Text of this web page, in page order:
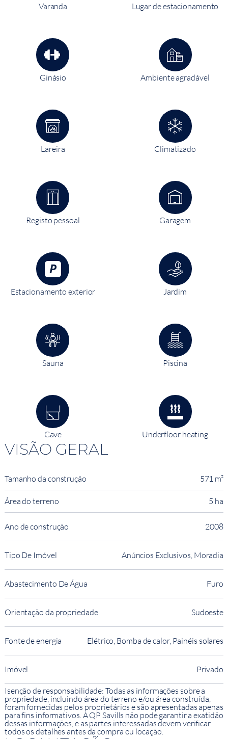
Varanda Lugar de estacionamento
Ginásio Ambiente agradável
Lareira Climatizado
Registo pessoal Garagem
Estacionamento exterior Jardim
Sauna Piscina
Cave Underfloor heating
VISÃO GERAL
Tamanho da construção 571 m²
Área do terreno 5 ha
Ano de construção 2008
Tipo De Imóvel Anúncios Exclusivos, Moradia
Abastecimento De Água Furo
Orientação da propriedade Sudoeste
Fonte de energia Elétrico, Bomba de calor, Painéis solares
Imóvel Privado
Isenção de responsabilidade: Todas as informações sobre a
propriedade, incluindo área do terreno e/ou área construída,
foram fornecidas pelos proprietários e são apresentadas apenas
para fins informativos. A QP Savills não pode garantir a exatidão
dessas informações, e as partes interessadas devem verificar
todos os detalhes antes da compra ou locação.